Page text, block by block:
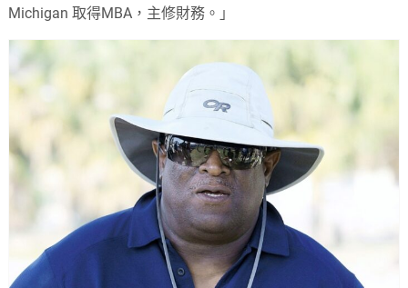
Michigan 取得MBA，主修財務。」